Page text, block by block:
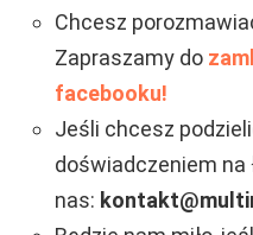
Chcesz
Zapraszamy do
facebooku!
Jeśli chcesz
doświadczeniem na
nas: